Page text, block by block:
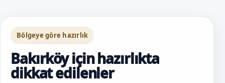
Bölgeye göre hazırlık
Bakırköy için hazırlıkta
dikkat edilenler